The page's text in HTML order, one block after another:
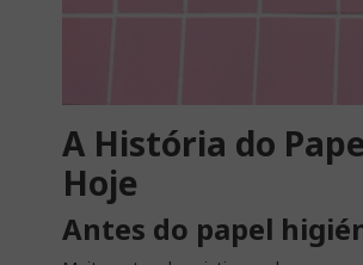
A História do
Hoje
Antes do papel